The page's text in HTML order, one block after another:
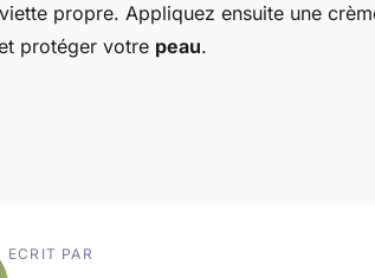
propre. Appliquez ensuite une
protéger votre peau.
ECRIT PAR